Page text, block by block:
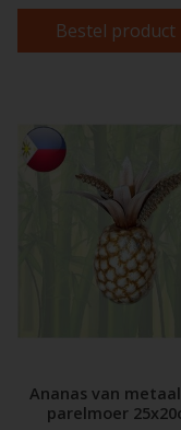
Bestel product
Ananas van
parelmoer